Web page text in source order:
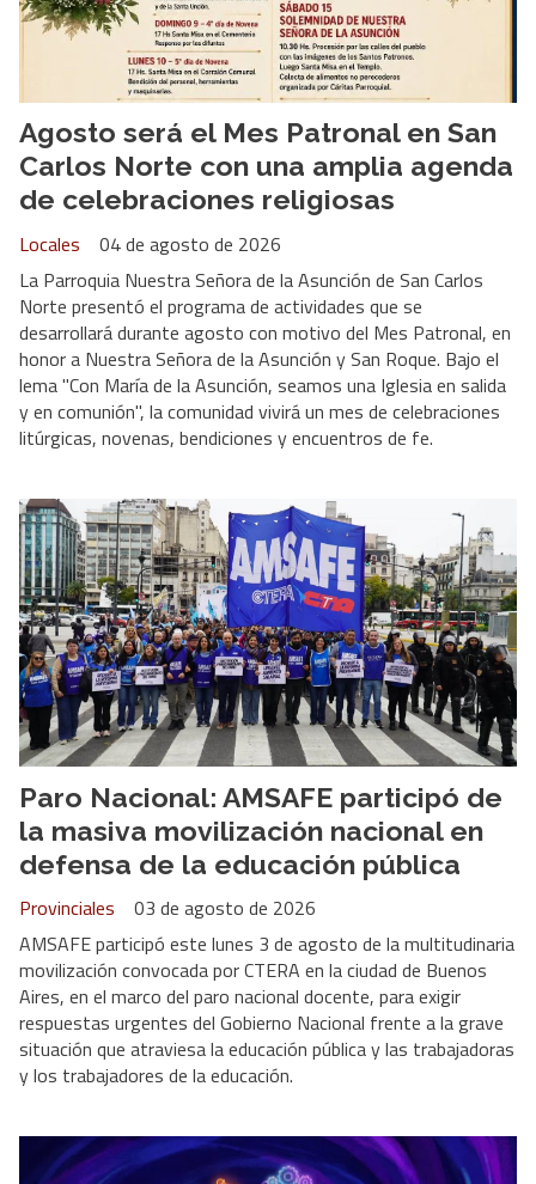
Agosto será el Mes Patronal en San
Carlos Norte con una amplia agenda
de celebraciones religiosas
Locales
04 de agosto de 2026
La Parroquia Nuestra Señora de la Asunción de San Carlos
Norte presentó el programa de actividades que se
desarrollará durante agosto con motivo del Mes Patronal, en
honor a Nuestra Señora de la Asunción y San Roque. Bajo el
lema "Con María de la Asunción, seamos una Iglesia en salida
y en comunión", la comunidad vivirá un mes de celebraciones
litúrgicas, novenas, bendiciones y encuentros de fe.
Paro Nacional: AMSAFE participó de
la masiva movilización nacional en
defensa de la educación pública
Provinciales
03 de agosto de 2026
AMSAFE participó este lunes 3 de agosto de la multitudinaria
movilización convocada por CTERA en la ciudad de Buenos
Aires, en el marco del paro nacional docente, para exigir
respuestas urgentes del Gobierno Nacional frente a la grave
situación que atraviesa la educación pública y las trabajadoras
y los trabajadores de la educación.